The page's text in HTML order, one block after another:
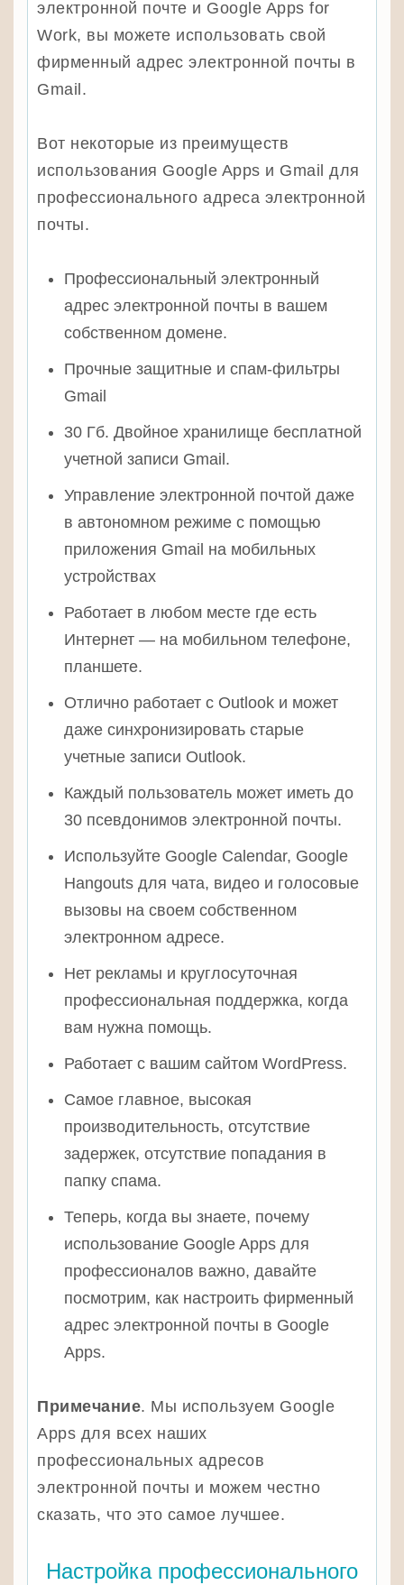
электронной почте и Google Apps for
Work, вы можете использовать свой
фирменный адрес электронной почты в
Gmail.
Вот некоторые из преимуществ
использования Google Apps и Gmail для
профессионального адреса электронной
почты.
Профессиональный электронный
адрес электронной почты в вашем
собственном домене.
Прочные защитные и спам-фильтры
Gmail
30 Гб. Двойное хранилище бесплатной
учетной записи Gmail.
Управление электронной почтой даже
в автономном режиме с помощью
приложения Gmail на мобильных
устройствах
Работает в любом месте где есть
Интернет — на мобильном телефоне,
планшете.
Отлично работает с Outlook и может
даже синхронизировать старые
учетные записи Outlook.
Каждый пользователь может иметь до
30 псевдонимов электронной почты.
Используйте Google Calendar, Google
Hangouts для чата, видео и голосовые
вызовы на своем собственном
электронном адресе.
Нет рекламы и круглосуточная
профессиональная поддержка, когда
вам нужна помощь.
Работает с вашим сайтом WordPress.
Самое главное, высокая
производительность, отсутствие
задержек, отсутствие попадания в
папку спама.
Теперь, когда вы знаете, почему
использование Google Apps для
профессионалов важно, давайте
посмотрим, как настроить фирменный
адрес электронной почты в Google
Apps.
Примечание. Мы используем Google
Apps для всех наших
профессиональных адресов
электронной почты и можем честно
сказать, что это самое лучшее.
Настройка профессионального